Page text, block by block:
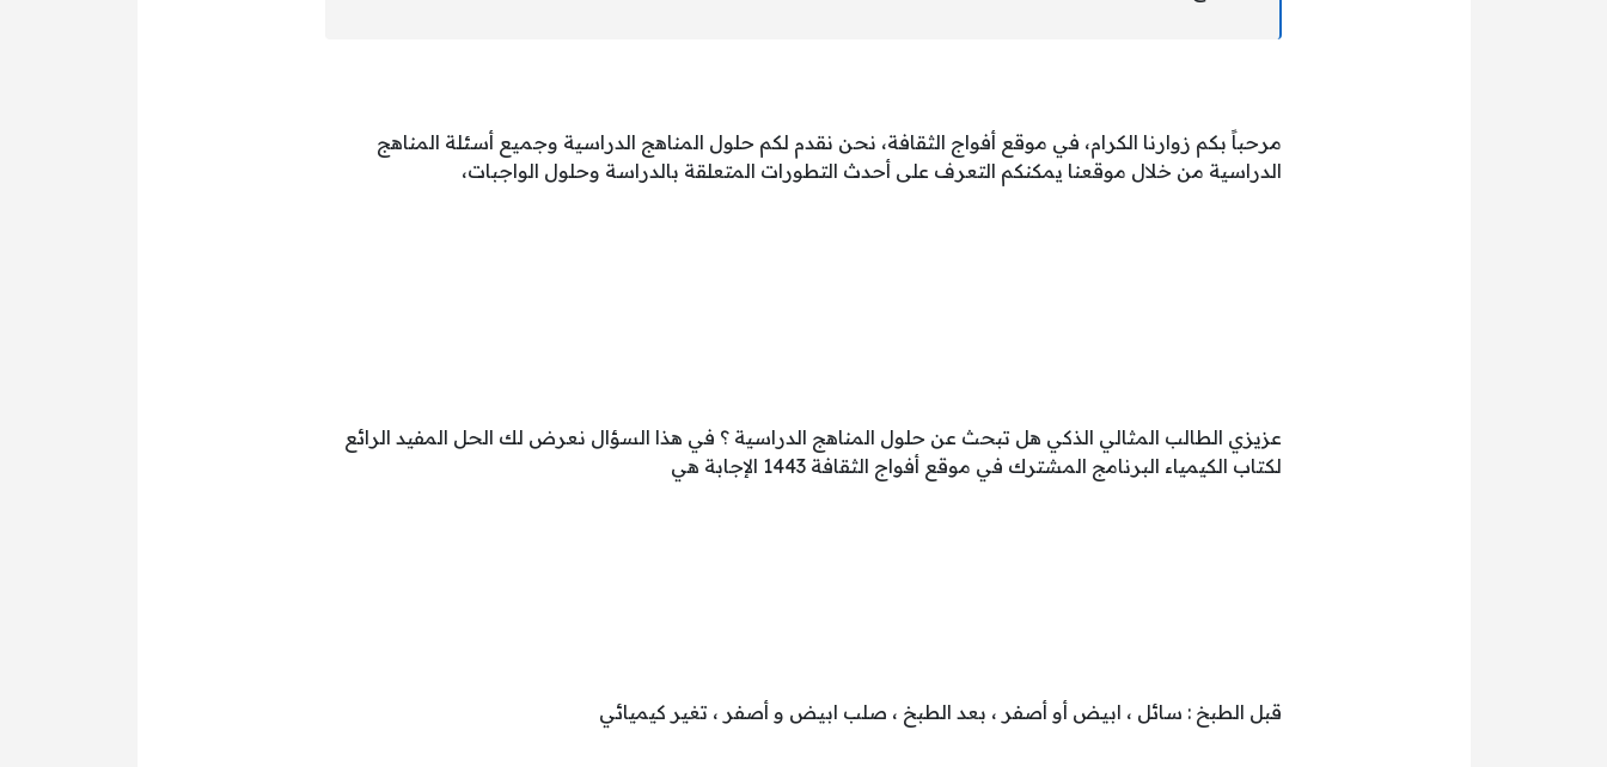
مرحباً بكم زوارنا الكرام، في موقع أفواج الثقافة، نحن نقدم لكم حلول المناهج الدراسية وجميع أسئلة المناهج
الدراسية من خلال موقعنا يمكنكم التعرف على أحدث التطورات المتعلقة بالدراسة وحلول الواجبات،
عزيزي الطالب المثالي الذكي هل تبحث عن حلول المناهج الدراسية ؟ في هذا السؤال نعرض لك الحل المفيد الرائع
لكتاب الكيمياء البرنامج المشترك في موقع أفواج الثقافة 1443 الإجابة هي
قبل الطبخ : سائل ، ابيض أو أصفر ، بعد الطبخ ، صلب ابيض و أصفر ، تغير كيميائي